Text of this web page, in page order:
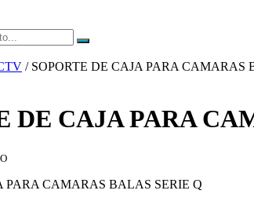
/ SOPORTE DE CAJA PARA CAMARAS
DE CAJA PARA
PARA CAMARAS BALAS SERIE Q